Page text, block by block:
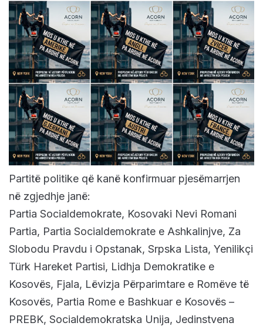
Partitë politike që kanë konfirmuar pjesëmarrjen
në zgjedhje janë:
Partia Socialdemokrate, Kosovaki Nevi Romani
Partia, Partia Socialdemokrate e Ashkalinjve, Za
Slobodu Pravdu i Opstanak, Srpska Lista, Yenilikçi
Türk Hareket Partisi, Lidhja Demokratike e
Kosovës, Fjala, Lëvizja Përparimtare e Romëve të
Kosovës, Partia Rome e Bashkuar e Kosovës –
PREBK, Socialdemokratska Unija, Jedinstvena